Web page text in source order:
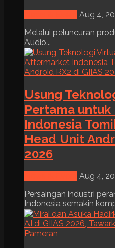
Aug 4,
Melalui peluncuran
Audio...
Usung
Pertama
Indonesia
Head Unit
2026
Aug 4,
Persaingan industri
Indonesia semakin